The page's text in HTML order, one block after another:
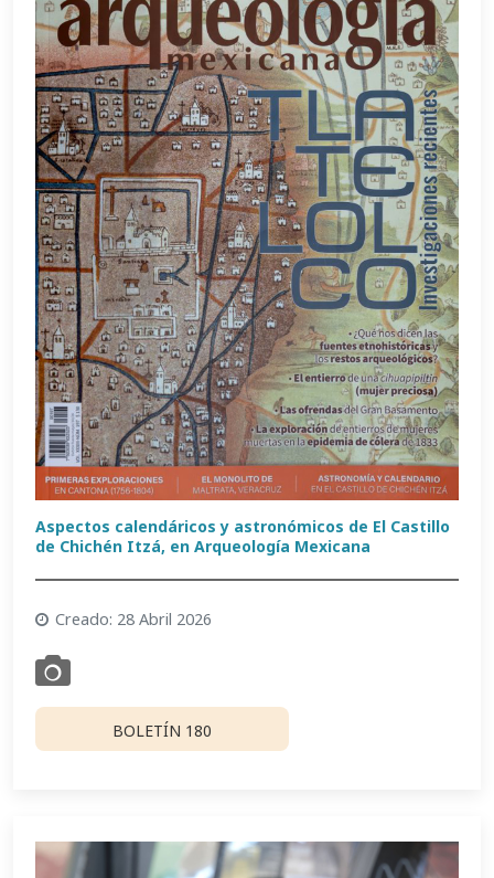
Aspectos calendáricos y astronómicos de El Castillo
de Chichén Itzá, en Arqueología Mexicana
Creado: 28 Abril 2026
BOLETÍN 180